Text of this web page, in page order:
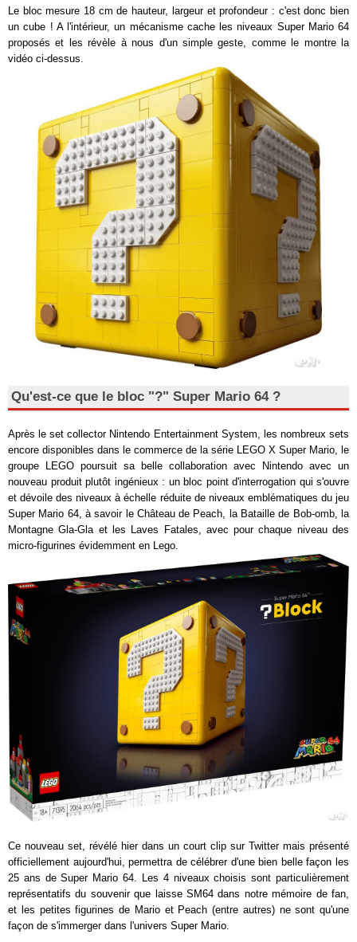
Le bloc mesure 18 cm de hauteur, largeur et profondeur : c'est donc bien
un cube ! A l'intérieur, un mécanisme cache les niveaux Super Mario 64
proposés et les révèle à nous d'un simple geste, comme le montre la
vidéo ci-dessus.
Qu'est-ce que le bloc "?" Super Mario 64 ?
Après le set collector Nintendo Entertainment System, les nombreux sets
encore disponibles dans le commerce de la série LEGO X Super Mario, le
groupe LEGO poursuit sa belle collaboration avec Nintendo avec un
nouveau produit plutôt ingénieux : un bloc point d'interrogation qui s'ouvre
et dévoile des niveaux à échelle réduite de niveaux emblématiques du jeu
Super Mario 64, à savoir le Château de Peach, la Bataille de Bob-omb, la
Montagne Gla-Gla et les Laves Fatales, avec pour chaque niveau des
micro-figurines évidemment en Lego.
Ce nouveau set, révélé hier dans un court clip sur Twitter mais présenté
officiellement aujourd'hui, permettra de célébrer d'une bien belle façon les
25 ans de Super Mario 64. Les 4 niveaux choisis sont particulièrement
représentatifs du souvenir que laisse SM64 dans notre mémoire de fan,
et les petites figurines de Mario et Peach (entre autres) ne sont qu'une
façon de s'immerger dans l'univers Super Mario.